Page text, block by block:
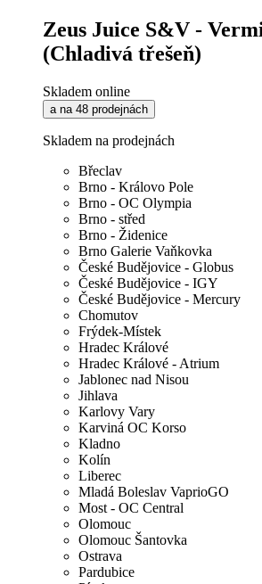
Zeus Juice S&V -
(Chladivá třešeň)
Skladem online
a na 48 prodejnách
Skladem na prodejnách
Břeclav
Brno - Královo Pole
Brno - OC Olympia
Brno - střed
Brno - Židenice
Brno Galerie Vaňkovka
České Budějovice - Globus
České Budějovice - IGY
České Budějovice - Mercury
Chomutov
Frýdek-Místek
Hradec Králové
Hradec Králové - Atrium
Jablonec nad Nisou
Jihlava
Karlovy Vary
Karviná OC Korso
Kladno
Kolín
Liberec
Mladá Boleslav VaprioGO
Most - OC Central
Olomouc
Olomouc Šantovka
Ostrava
Pardubice